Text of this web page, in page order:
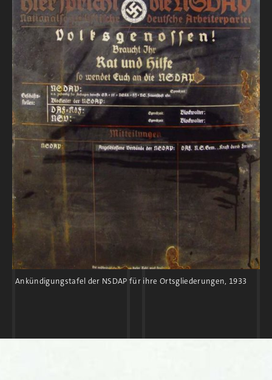
Ankündigungstafel der NSDAP für ihre Ortsgliederungen, 1933